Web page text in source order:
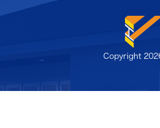
Copyright